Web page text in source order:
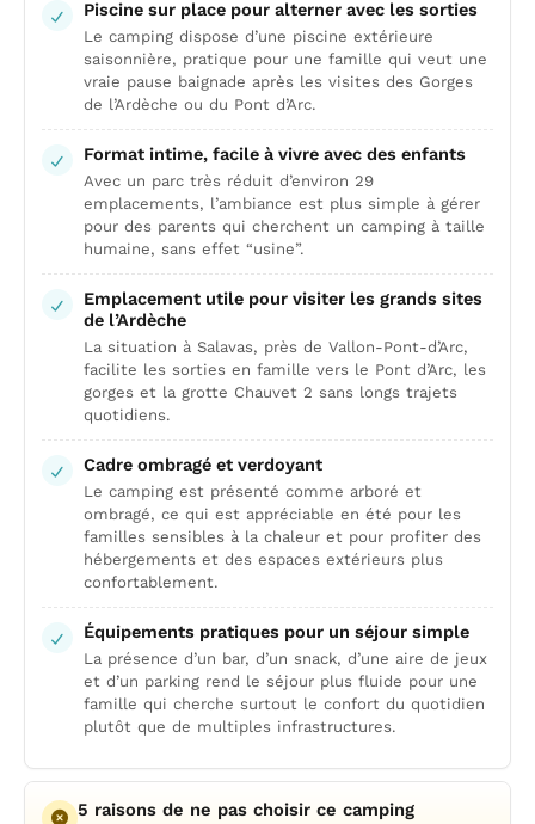
Piscine sur place pour alterner avec les sorties
Le camping dispose d’une piscine extérieure
saisonnière, pratique pour une famille qui veut une
vraie pause baignade après les visites des Gorges
de l’Ardèche ou du Pont d’Arc.
Format intime, facile à vivre avec des enfants
Avec un parc très réduit d’environ 29
emplacements, l’ambiance est plus simple à gérer
pour des parents qui cherchent un camping à taille
humaine, sans effet “usine”.
Emplacement utile pour visiter les grands sites
de l’Ardèche
La situation à Salavas, près de Vallon-Pont-d’Arc,
facilite les sorties en famille vers le Pont d’Arc, les
gorges et la grotte Chauvet 2 sans longs trajets
quotidiens.
Cadre ombragé et verdoyant
Le camping est présenté comme arboré et
ombragé, ce qui est appréciable en été pour les
familles sensibles à la chaleur et pour profiter des
hébergements et des espaces extérieurs plus
confortablement.
Équipements pratiques pour un séjour simple
La présence d’un bar, d’un snack, d’une aire de jeux
et d’un parking rend le séjour plus fluide pour une
famille qui cherche surtout le confort du quotidien
plutôt que de multiples infrastructures.
5 raisons de ne pas choisir ce camping